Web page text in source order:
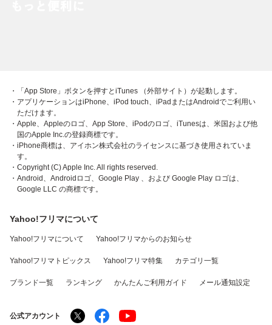
・「App Store」ボタンを押すとiTunes （外部サイト）が起動します。
・アプリケーションはiPhone、iPod touch、iPadまたはAndroidでご利用い
ただけます。
・Apple、Appleのロゴ、App Store、iPodのロゴ、iTunesは、米国および他
国のApple Inc.の登録商標です。
・iPhone商標は、アイホン株式会社のライセンスに基づき使用されていま
す。
・Copyright (C) Apple Inc. All rights reserved.
・Android、Androidロゴ、Google Play 、および Google Play ロゴは、
Google LLC の商標です。
Yahoo!フリマについて
Yahoo!フリマについて Yahoo!フリマからのお知らせ
Yahoo!フリマトピックス Yahoo!フリマ特集 カテゴリ一覧
ブランド一覧 ランキング かんたんご利用ガイド メール通知設定
公式アカウント